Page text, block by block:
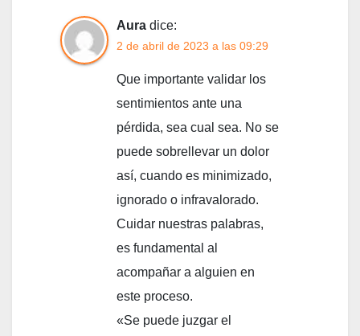
Aura dice:
2 de abril de 2023 a las 09:29
Que importante validar los
sentimientos ante una
pérdida, sea cual sea. No se
puede sobrellevar un dolor
así, cuando es minimizado,
ignorado o infravalorado.
Cuidar nuestras palabras,
es fundamental al
acompañar a alguien en
este proceso.
«Se puede juzgar el